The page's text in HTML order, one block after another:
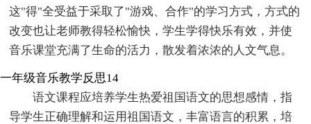
这"得"全受益于采取了"游戏、合作"的学习方式，方式的
改变也让老师教得轻松愉快，学生学得快乐有效，并使
音乐课堂充满了生命的活力，散发着浓浓的人文气息。
一年级音乐教学反思14
语文课程应培养学生热爱祖国语文的思想感情，指
导学生正确理解和运用祖国语文，丰富语言的积累，培